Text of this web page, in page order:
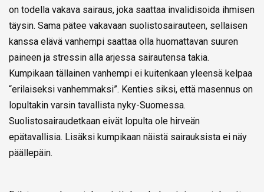
on todella vakava sairaus, joka saattaa invalidisoida ihmisen
täysin. Sama pätee vakavaan suolistosairauteen, sellaisen
kanssa elävä vanhempi saattaa olla huomattavan suuren
paineen ja stressin alla arjessa sairautensa takia.
Kumpikaan tällainen vanhempi ei kuitenkaan yleensä kelpaa
“erilaiseksi vanhemmaksi”. Kenties siksi, että masennus on
lopultakin varsin tavallista nyky-Suomessa.
Suolistosairaudetkaan eivät lopulta ole hirveän
epätavallisia. Lisäksi kumpikaan näistä sairauksista ei näy
päällepäin.